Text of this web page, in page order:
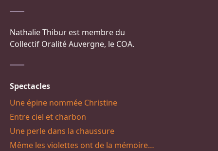
Nathalie Thibur est membre du
Collectif Oralité Auvergne, le COA.
Spectacles
Une épine nommée Christine
Entre ciel et charbon
Une perle dans la chaussure
Même les violettes ont de la mémoire…